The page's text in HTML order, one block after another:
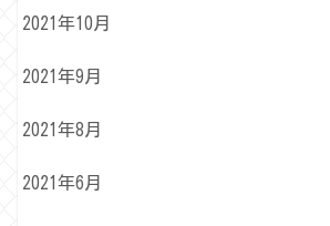
2021年10月
2021年9月
2021年8月
2021年6月